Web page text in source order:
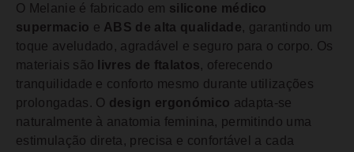
O Melanie é fabricado em silicone médico
supermacio e ABS de alta qualidade, garantindo um
toque aveludado, agradável e seguro para o corpo. Os
materiais são
livres de ftalatos, oferecendo
tranquilidade e conforto mesmo durante utilizações
prolongadas. O design ergonómico adapta-se
naturalmente à anatomia feminina, permitindo uma
estimulação direta, precisa e confortável a cada